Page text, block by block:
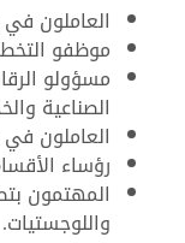
العاملون في
موظفو
مسؤولو
الصناعية
العاملون في
رؤساء
المهتمون
واللوجستيات.